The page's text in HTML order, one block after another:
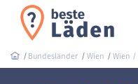
Bundesländer Wien Wien /